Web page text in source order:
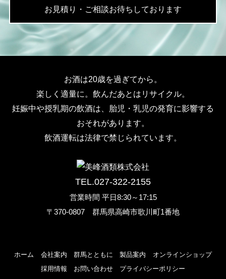
お見積り・ご相談お待ちしております
お酒は20歳を過ぎてから。
楽しく適量に。飲んだあとはリサイクル。
妊娠中や授乳期の飲酒は、胎児・乳児の発育に影響する
おそれがあります。
飲酒運転は法律で禁じられています。
TEL.027-322-2155
営業時間 平日8:30～17:15
〒370-0807 群馬県高崎市歌川町1番地
ホーム 会社案内 群馬とともに 製品案内
オンラインショップ
採用情報
お問い合わせ プライバシーポリシー